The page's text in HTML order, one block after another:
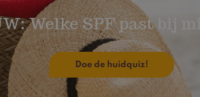
Welke SPF past bij
Doe de huidquiz!